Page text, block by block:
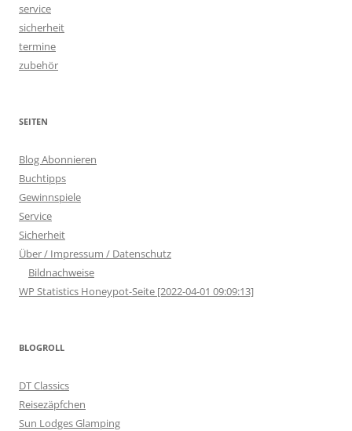
service
sicherheit
termine
zubehör
SEITEN
Blog Abonnieren
Buchtipps
Gewinnspiele
Service
Sicherheit
Über / Impressum / Datenschutz
Bildnachweise
WP Statistics Honeypot-Seite [2022-04-01 09:09:13]
BLOGROLL
DT Classics
Reisezäpfchen
Sun Lodges Glamping